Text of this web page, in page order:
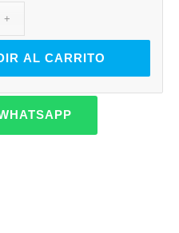
AL CARRITO